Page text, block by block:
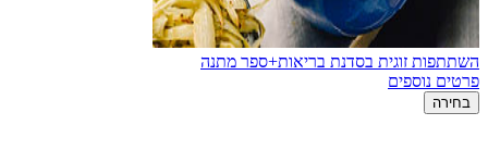
השתתפות זוגית בסדנת בריאות+ספר מתנה
פרטים נוספים
בחירה